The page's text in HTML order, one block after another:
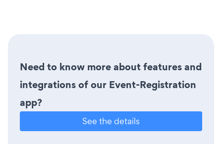
Need to know more about features and
integrations of our Event-Registration
app?
See the details